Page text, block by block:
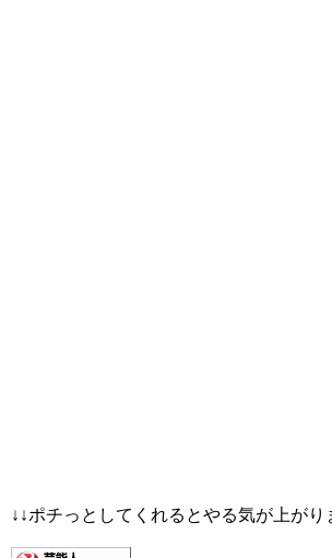
↓↓ポチっとしてくれるとやる気が上がり